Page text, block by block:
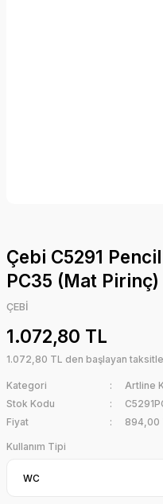
Çebi C5291
PC35 (Mat
ÇEBİ
1.072,80 TL
1.072,80 TL den başlayan
Kategori
Artline
Stok Kodu
Fiyat
894,00
Kullanım Tipi